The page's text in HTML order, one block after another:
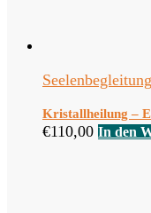
Seelenbegleitung
Kristallheilung –
€110,00 In den